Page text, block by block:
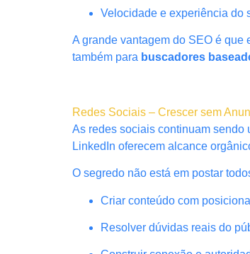
Velocidade e experiência do
A grande vantagem do SEO é que
também para buscadores
Redes Sociais – Crescer sem
As redes sociais continuam sendo
LinkedIn oferecem alcance
O segredo não está em postar
Criar conteúdo com
Resolver dúvidas reais do